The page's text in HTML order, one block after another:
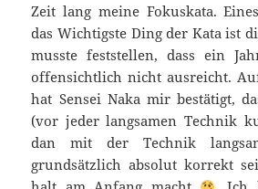
Zeit lang meine Fokuskata.
das Wichtigste Ding der Kata ist
musste feststellen, dass ein
offensichtlich nicht ausreicht.
hat Sensei Naka mir bestätigt,
(vor jeder langsamen Technik
dan mit der Technik
grundsätzlich absolut korrekt